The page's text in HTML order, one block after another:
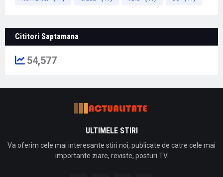
Cititori Saptamana
54,577
ULTIMELE STIRI
Va oferim cele mai interesante stiri noi, publicate de catre cele mai
importante ziare, reviste, posturi TV.